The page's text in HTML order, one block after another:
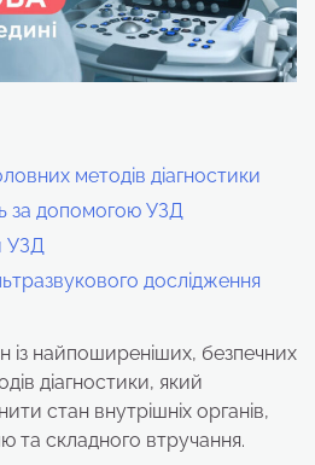
методів діагностики
за допомогою УЗД
УЗД
дослідження
із найпоширеніших, безпечних
діагностики, який
стан внутрішніх органів,
та складного втручання.